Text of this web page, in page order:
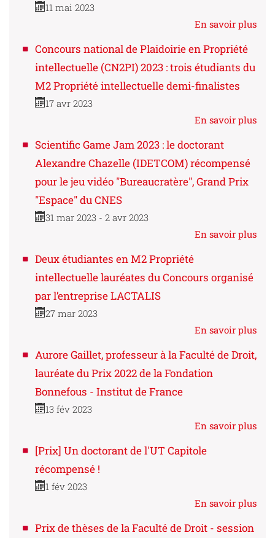
11 mai 2023
En savoir plus
Concours national de Plaidoirie en Propriété
intellectuelle (CN2PI) 2023 : trois étudiants du
M2 Propriété intellectuelle demi-finalistes
17 avr 2023
En savoir plus
Scientific Game Jam 2023 : le doctorant
Alexandre Chazelle (IDETCOM) récompensé
pour le jeu vidéo "Bureaucratère", Grand Prix
"Espace" du CNES
31 mar 2023 - 2 avr 2023
En savoir plus
Deux étudiantes en M2 Propriété
intellectuelle lauréates du Concours organisé
par l’entreprise LACTALIS
27 mar 2023
En savoir plus
Aurore Gaillet, professeur à la Faculté de Droit,
lauréate du Prix 2022 de la Fondation
Bonnefous - Institut de France
13 fév 2023
En savoir plus
[Prix] Un doctorant de l'UT Capitole
récompensé !
1 fév 2023
En savoir plus
Prix de thèses de la Faculté de Droit - session